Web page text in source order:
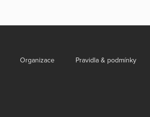
Organizace Pravidla & podmínky